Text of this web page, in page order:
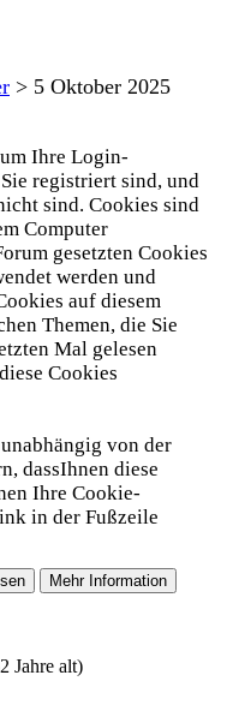
> 5 Oktober 2025
Ihre Login-
registriert sind, und
sind. Cookies sind
Computer
gesetzten Cookies
werden und
auf diesem
Themen, die Sie
Mal gelesen
Cookies
von der
dassIhnen diese
Ihre Cookie-
in der Fußzeile
Jahre alt)